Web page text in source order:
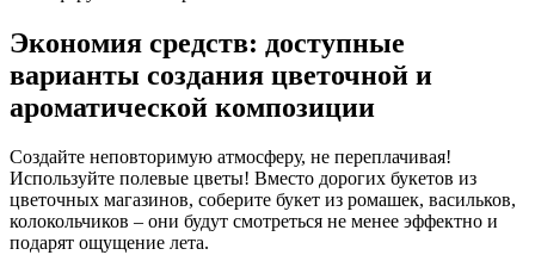
Экономия средств: доступные
варианты создания цветочной и
ароматической композиции
Создайте неповторимую атмосферу, не переплачивая!
Используйте полевые цветы! Вместо дорогих букетов из
цветочных магазинов, соберите букет из ромашек, васильков,
колокольчиков – они будут смотреться не менее эффектно и
подарят ощущение лета.